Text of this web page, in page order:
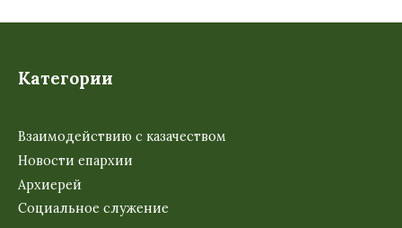
Категории
Взаимодействию с казачеством
Новости епархии
Архиерей
Социальное служение